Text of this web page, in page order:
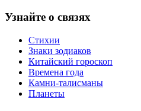
Узнайте о связях
Стихии
Знаки зодиаков
Китайский гороскоп
Времена года
Камни-талисманы
Планеты